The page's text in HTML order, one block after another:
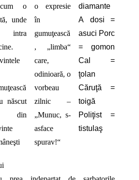
o
unde
intra
născut
din
o expresie
în
gumuţească
, „limba“
care,
odinioară, o
vorbeau
zilnic –
„Munuc, s-
asface
spurav!“
diamante
A dosi =
asuci Porc
= gomon
Cal =
ţolan
Căruţă =
toigă
Poliţist =
tistulaş